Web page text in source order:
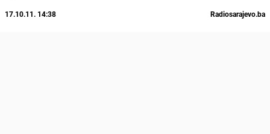
17.10.11. 14:38 Radiosarajevo.ba